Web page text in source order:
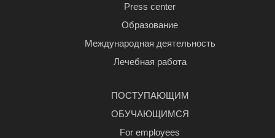
Press center
Образование
Международная деятельность
Лечебная работа
ПОСТУПАЮЩИМ
ОБУЧАЮЩИМСЯ
For employees